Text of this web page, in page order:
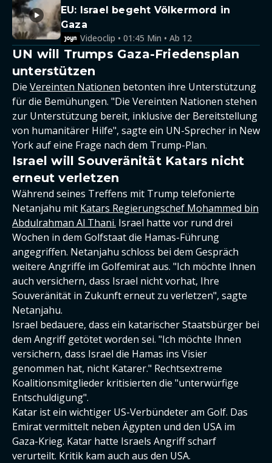
EU: Israel begeht Völkermord in
Gaza
Videoclip • 01:45 Min • Ab 12
UN will Trumps Gaza-Friedensplan
unterstützen
Die Vereinten Nationen betonten ihre Unterstützung
für die Bemühungen. "Die Vereinten Nationen stehen
zur Unterstützung bereit, inklusive der Bereitstellung
von humanitärer Hilfe", sagte ein UN-Sprecher in New
York auf eine Frage nach dem Trump-Plan.
Israel will Souveränität Katars nicht
erneut verletzen
Während seines Treffens mit Trump telefonierte
Netanjahu mit Katars Regierungschef Mohammed bin
Abdulrahman Al Thani. Israel hatte vor rund drei
Wochen in dem Golfstaat die Hamas-Führung
angegriffen. Netanjahu schloss bei dem Gespräch
weitere Angriffe im Golfemirat aus. "Ich möchte Ihnen
auch versichern, dass Israel nicht vorhat, Ihre
Souveränität in Zukunft erneut zu verletzen", sagte
Netanjahu.
Israel bedauere, dass ein katarischer Staatsbürger bei
dem Angriff getötet worden sei. "Ich möchte Ihnen
versichern, dass Israel die Hamas ins Visier
genommen hat, nicht Katarer." Rechtsextreme
Koalitionsmitglieder kritisierten die "unterwürfige
Entschuldigung".
Katar ist ein wichtiger US-Verbündeter am Golf. Das
Emirat vermittelt neben Ägypten und den USA im
Gaza-Krieg. Katar hatte Israels Angriff scharf
verurteilt. Kritik kam auch aus den USA.